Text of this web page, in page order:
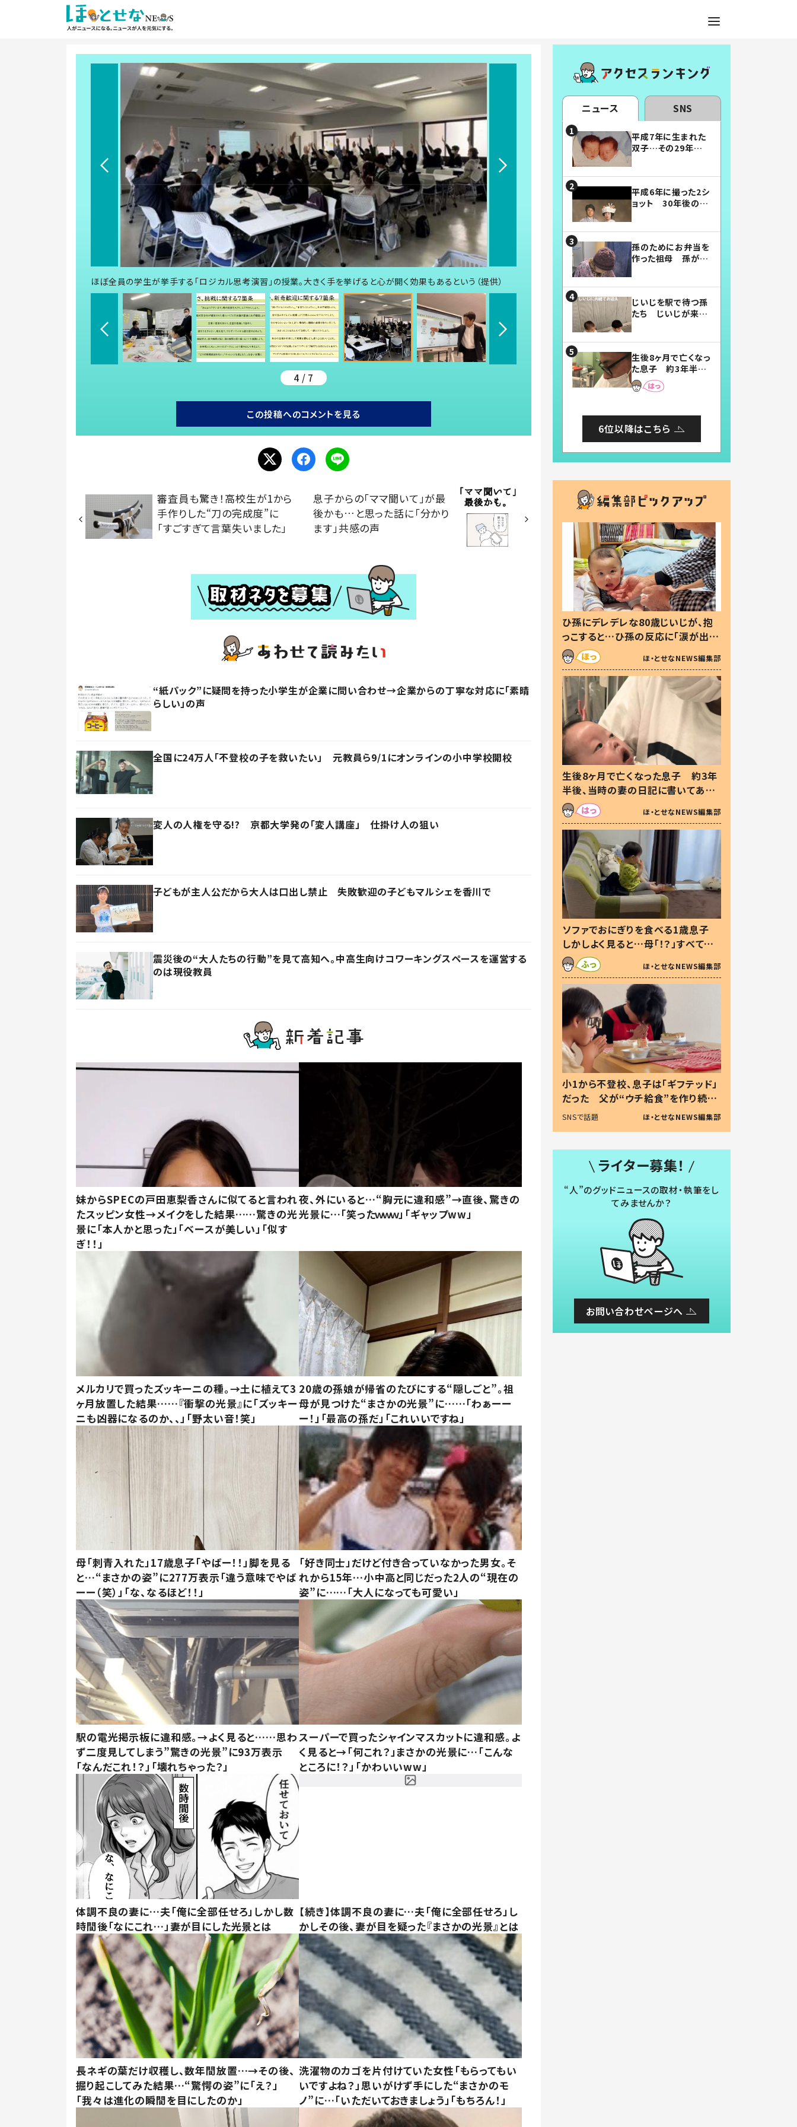
ほぼ全員の学生が挙手する「ロジカル思考演習」の授業。大きく手を挙げると心が開く効果もあるという（提供）
4 / 7
この投稿へのコメントを見る
審査員も驚き！高校生が1から
手作りした“刀の完成度”に
「すごすぎて言葉失いました」
息子からの「ママ聞いて」が最
後かも…と思った話に「分かり
ます」共感の声
“紙パック”に疑問を持った小学生が企業に問い合わせ→企業からの丁寧な対応に「素晴
らしい」の声
全国に24万人「不登校の子を救いたい」 元教員ら9/1にオンラインの小中学校開校
変人の人権を守る!? 京都大学発の「変人講座」 仕掛け人の狙い
子どもが主人公だから大人は口出し禁止 失敗歓迎の子どもマルシェを香川で
震災後の“大人たちの行動”を見て高知へ。中高生向けコワーキングスペースを運営する
のは現役教員
妹からSPECの戸田恵梨香さんに似てると言われ
たスッピン女性→メイクをした結果……驚きの光
景に「本人かと思った」「ベースが美しい」「似す
ぎ！！」
夜、外にいると…“胸元に違和感”→直後、驚きの
光景に…「笑ったｗｗｗ」「ギャップww」
メルカリで買ったズッキーニの種。→土に植えて3
ヶ月放置した結果……『衝撃の光景』に「ズッキー
ニも凶器になるのか、、」「野太い音！笑」
20歳の孫娘が帰省のたびにする“隠しごと”。祖
母が見つけた“まさかの光景”に……「わぁーー
ー！」「最高の孫だ」「これいいですね」
母「刺青入れた」17歳息子「やばー！！」脚を見る
と…“まさかの姿”に277万表示「違う意味でやば
ーー（笑）」「な、なるほど！！」
「好き同士」だけど付き合っていなかった男女。そ
れから15年…小中高と同じだった2人の“現在の
姿”に……「大人になっても可愛い」
駅の電光掲示板に違和感。→よく見ると……思わ
ず二度見してしまう”驚きの光景”に93万表示
「なんだこれ！？」「壊れちゃった？」
スーパーで買ったシャインマスカットに違和感。よ
く見ると→「何これ？」まさかの光景に…「こんな
ところに！？」「かわいいww」
体調不良の妻に…夫「俺に全部任せろ」しかし数
時間後「なにこれ…」妻が目にした光景とは
【続き】体調不良の妻に…夫「俺に全部任せろ」し
かしその後、妻が目を疑った『まさかの光景』とは
長ネギの葉だけ収穫し、数年間放置…→その後、
掘り起こしてみた結果…“驚愕の姿”に「え？」
「我々は進化の瞬間を目にしたのか」
洗濯物のカゴを片付けていた女性「もらってもい
いですよね？」思いがけず手にした“まさかのモ
ノ”に…「いただいておきましょう」「もちろん！」
ニュース SNS
平成7年に生まれた
双子…その29年後
平成6年に撮った2シ
ョット 30年後の姿
孫のためにお弁当を
作った祖母 孫が絶
じいじを駅で待つ孫
たち じいじが来た
まらない」「幸せにな
れる」
生後8ヶ月で亡くなっ
た息子 約3年半
後、当時の妻の日記
に書いてあった本音
6位以降はこちら
ひ孫にデレデレな80歳じいじが、抱
っこすると…ひ孫の反応に「涙が出ま
した」「可愛くて仕方ない」
ほ・とせなNEWS編集部
生後8ヶ月で亡くなった息子 約3年
半後、当時の妻の日記に書いてあっ
た本音とは
ほ・とせなNEWS編集部
ソファでおにぎりを食べる1歳息子
しかしよく見ると…母「！？」すべてを
察した母の投稿に「可愛いから許
す！」「現行犯〜」
ほ・とせなNEWS編集部
小1から不登校、息子は「ギフテッド」
だった 父が“ウチ給食”を作り続け
る理由とは #令和の親 #令和の子
SNSで話題 ほ・とせなNEWS編集部
ライター募集！
“人”のグッドニュースの取材・執筆をし
てみませんか？
お問い合わせページへ